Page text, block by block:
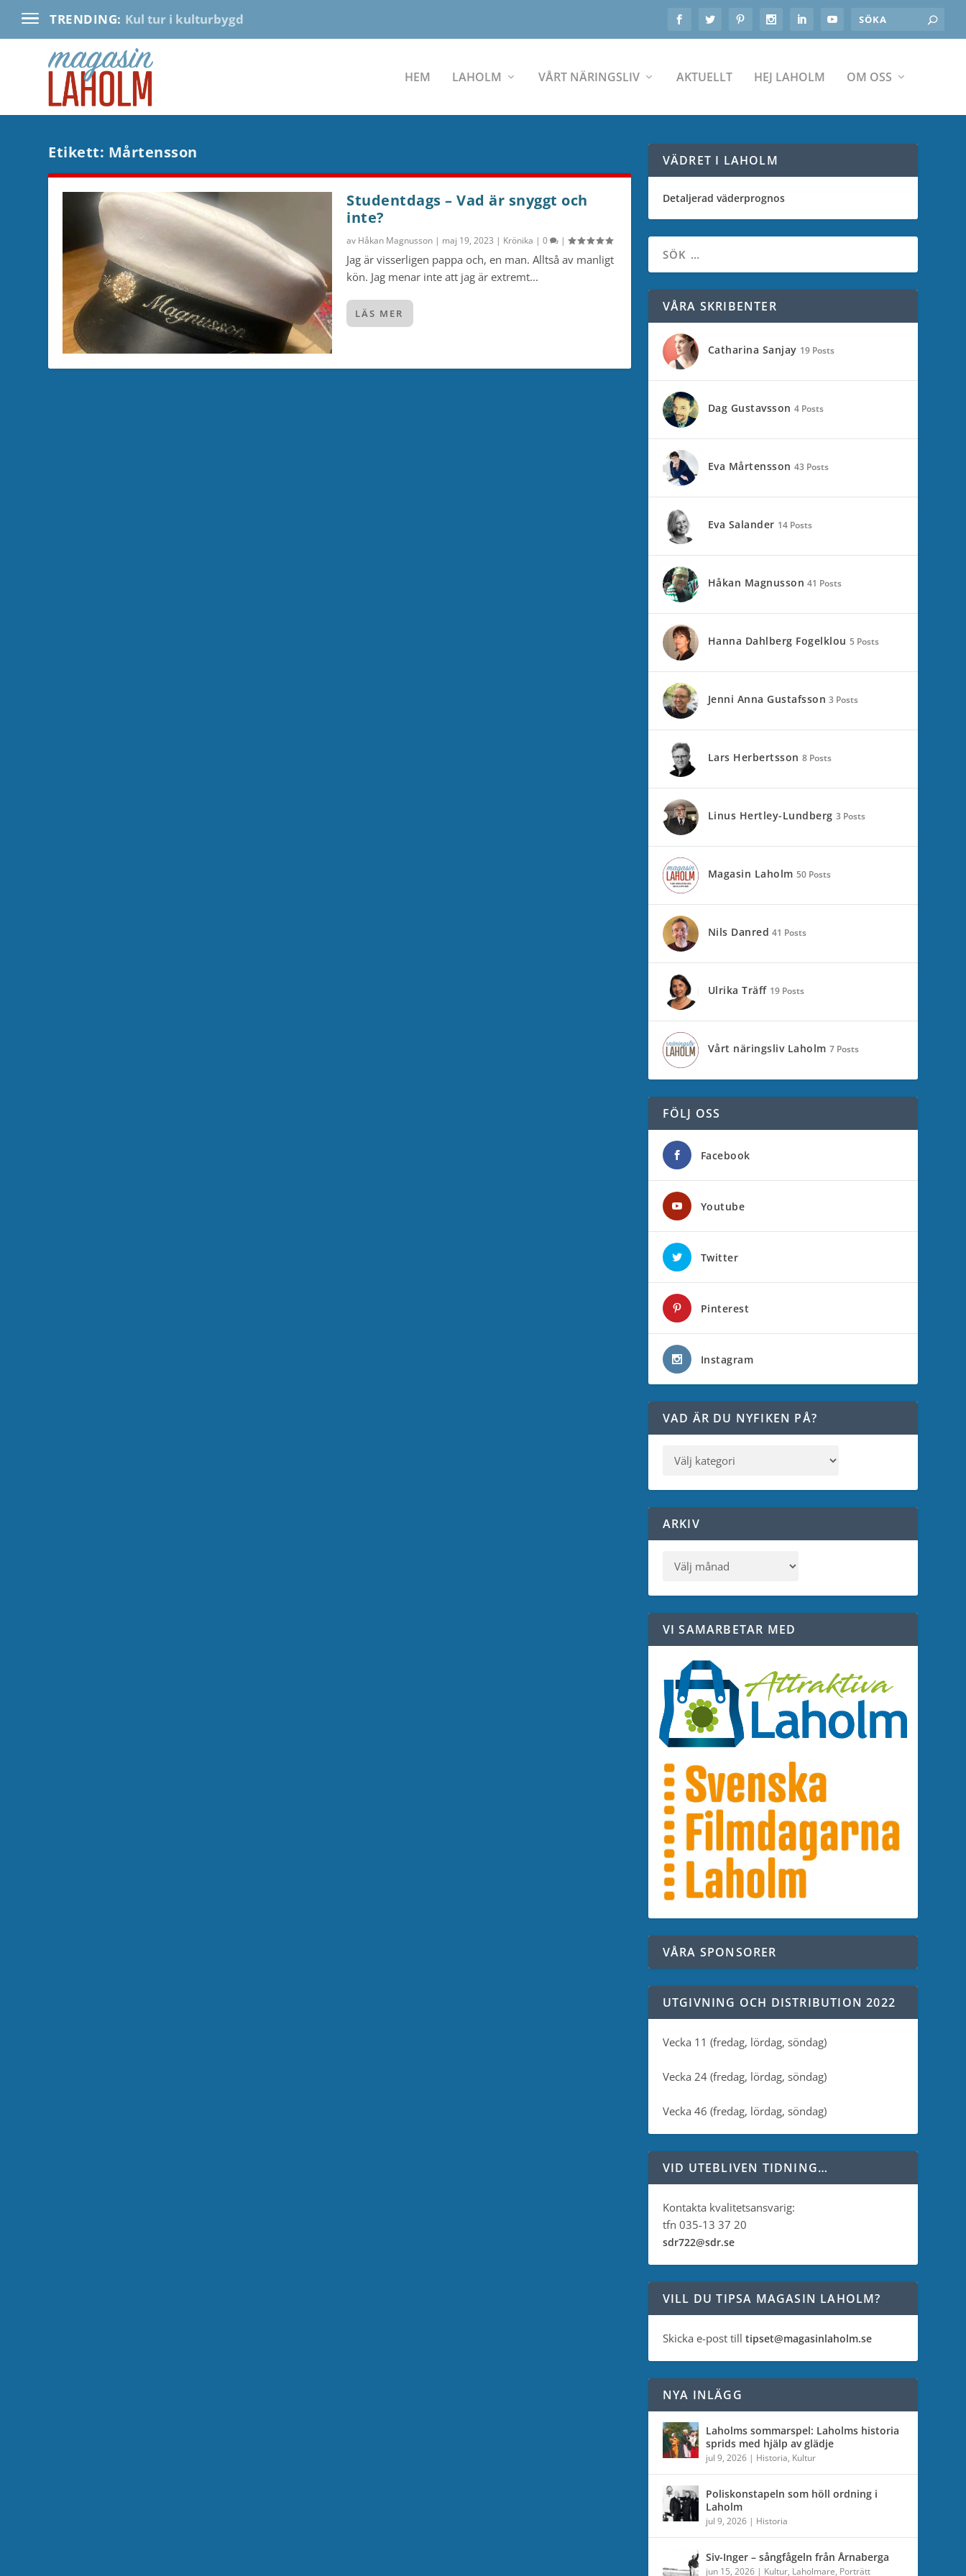
TRENDING: Kul tur i kulturbygd
HEM LAHOLM VÅRT NÄRINGSLIV AKTUELLT HEJ LAHOLM OM OSS
Etikett: Mårtensson
Studentdags – Vad är snyggt och
inte?
av Håkan Magnusson | maj 19, 2023 | Krönika |0 |
Jag är visserligen pappa och, en man. Alltså av manligt
kön. Jag menar inte att jag är extremt...
LÄS MER
VÄDRET I LAHOLM
Detaljerad väderprognos
VÅRA SKRIBENTER
Catharina Sanjay 19 Posts
Dag Gustavsson 4 Posts
Eva Mårtensson 43 Posts
Eva Salander 14 Posts
Håkan Magnusson 41 Posts
Hanna Dahlberg Fogelklou 5 Posts
Jenni Anna Gustafsson 3 Posts
Lars Herbertsson 8 Posts
Linus Hertley-Lundberg 3 Posts
Magasin Laholm 50 Posts
Nils Danred 41 Posts
Ulrika Träff 19 Posts
Vårt näringsliv Laholm 7 Posts
FÖLJ OSS
Facebook
Youtube
Twitter
Pinterest
Instagram
VAD ÄR DU NYFIKEN PÅ?
ARKIV
VI SAMARBETAR MED
VÅRA SPONSORER
UTGIVNING OCH DISTRIBUTION 2022
Vecka 11 (fredag, lördag, söndag)
Vecka 24 (fredag, lördag, söndag)
Vecka 46 (fredag, lördag, söndag)
VID UTEBLIVEN TIDNING…
Kontakta kvalitetsansvarig:
tfn 035-13 37 20
sdr722@sdr.se
VILL DU TIPSA MAGASIN LAHOLM?
Skicka e-post till tipset@magasinlaholm.se
NYA INLÄGG
Laholms sommarspel: Laholms historia
sprids med hjälp av glädje
jul 9, 2026| Historia, Kultur
Poliskonstapeln som höll ordning i
Laholm
jul 9, 2026| Historia
Siv-Inger – sångfågeln från Årnaberga
jun 15, 2026| Kultur, Laholmare, Porträtt